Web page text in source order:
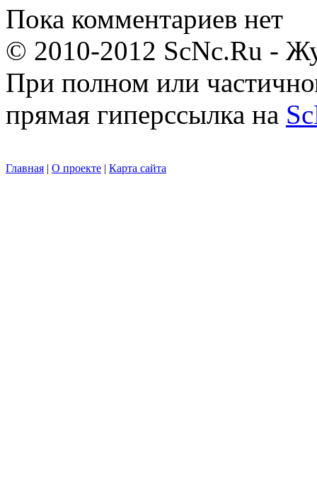
Пока комментариев нет
© 2010-2012 ScNc.Ru -
При полном или
прямая гиперссылка на
Главная | О проекте | Карта сайта